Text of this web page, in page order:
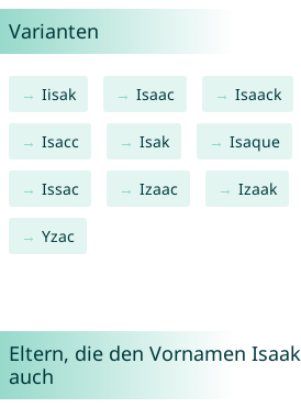
Varianten
Iisak Isaac Isaack
Isacc Isak Isaque
Issac Izaac Izaak
Yzac
Eltern, die den Vornamen
auch